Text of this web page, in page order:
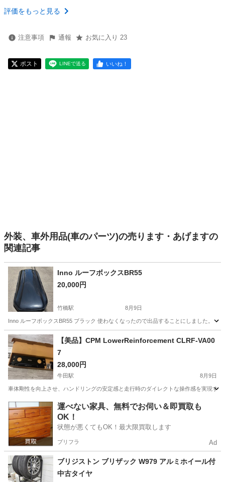
評価をもっと見る
注意事項 通報 お気に入り 23
ポスト LINEで送る いいね！
外装、車外用品(車のパーツ)の売ります・あげますの
関連記事
Inno ルーフボックスBR55
20,000円
竹橋駅 8月9日
Inno ルーフボックスBR55 ブラック 使わなくなったので出品することにしました。
東京 千代田区 竹橋駅
【美品】CPM LowerReinforcement CLRF-VA00
7
28,000円
牛田駅 8月9日
車体剛性を向上させ、ハンドリングの安定感と走行時のダイレクトな操作感を実現す
東京 足立区 牛田駅 パーツ
運べない家具、無料でお伺い＆即買取も
OK！
状態が悪くてもOK！最大限買取します
プリフラ Ad
ブリジストン ブリザック W979 アルミホイール付
中古タイヤ